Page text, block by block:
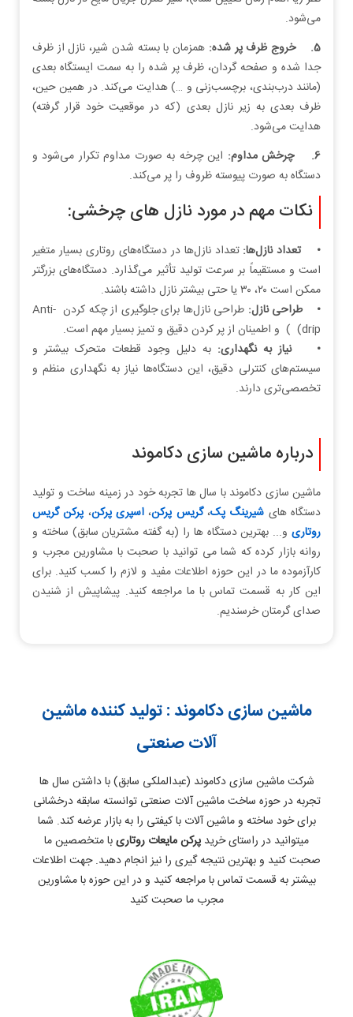
می‌شود.
5. خروج ظرف پر شده:
همزمان با بسته شدن شیر، نازل از ظرف
جدا شده و صفحه گردان، ظرف پر شده را به سمت ایستگاه بعدی
(مانند درب‌بندی، برچسب‌زنی و …) هدایت می‌کند. در همین حین،
ظرف بعدی به زیر نازل بعدی (که در موقعیت خود قرار گرفته)
هدایت می‌شود.
6. چرخش مداوم:
این چرخه به صورت مداوم تکرار می‌شود و
دستگاه به صورت پیوسته ظروف را پر می‌کند.
نکات مهم در مورد نازل‌ های چرخشی:
• تعداد نازل‌ها: تعداد نازل‌ها در دستگاه‌های روتاری بسیار متغیر
است و مستقیماً بر سرعت تولید تأثیر می‌گذارد. دستگاه‌های بزرگتر
ممکن است ۲۰، ۳۰ یا حتی بیشتر نازل داشته باشند.
• طراحی نازل:
طراحی نازل‌ها برای جلوگیری از چکه کردن Anti-
drip) ) و اطمینان از پر کردن دقیق و تمیز بسیار مهم است.
• نیاز به نگهداری: به دلیل وجود قطعات متحرک بیشتر و
سیستم‌های کنترلی دقیق، این دستگاه‌ها نیاز به نگهداری منظم و
تخصصی‌تری دارند.
درباره ماشین سازی دکاموند
ماشین سازی دکاموند با سال ها تجربه خود در زمینه ساخت و تولید
دستگاه های شیرینگ پک، گریس پرکن، اسپری پرکن، پرکن گریس
روتاری و... بهترین دستگاه ها را (به گفته مشتریان سابق) ساخته و
روانه بازار کرده که شما می توانید با صحبت با مشاورین مجرب و
کارآزموده ما در این حوزه اطلاعات مفید و لازم را کسب کنید. برای
این کار به قسمت تماس با ما مراجعه کنید. پیشاپیش از شنیدن
صدای گرمتان خرسندیم.
ماشین سازی دکاموند : تولید کننده ماشین
آلات صنعتی
شرکت ماشین سازی دکاموند (عبدالملکی سابق) با داشتن سال ها
تجربه در حوزه ساخت ماشین آلات صنعتی توانسته سابقه درخشانی
برای خود ساخته و ماشین آلات با کیفتی را به بازار عرضه کند. شما
میتوانید در راستای خرید پرکن مایعات روتاریبا متخصصین ما
صحبت کنید و بهترین نتیجه گیری را نیز انجام دهید. جهت اطلاعات
بیشتر به قسمت تماس با مراجعه کنید و در این حوزه با مشاورین
مجرب ما صحبت کنید